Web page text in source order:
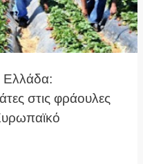
Ελλάδα:
στις φράουλες